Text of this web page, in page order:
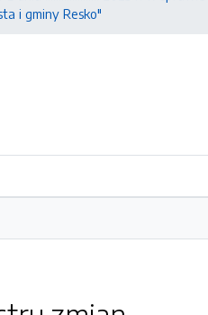
i gminy Resko"